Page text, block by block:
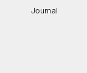
Journal